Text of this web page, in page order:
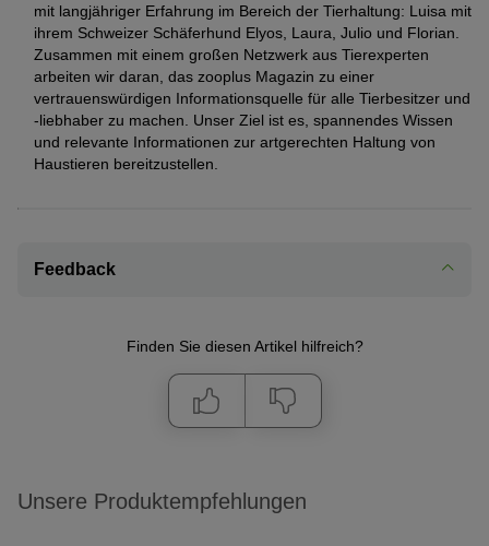
mit langjähriger Erfahrung im Bereich der Tierhaltung: Luisa mit
ihrem Schweizer Schäferhund Elyos, Laura, Julio und Florian.
Zusammen mit einem großen Netzwerk aus Tierexperten
arbeiten wir daran, das zooplus Magazin zu einer
vertrauenswürdigen Informationsquelle für alle Tierbesitzer und
-liebhaber zu machen. Unser Ziel ist es, spannendes Wissen
und relevante Informationen zur artgerechten Haltung von
Haustieren bereitzustellen.
Feedback
Finden Sie diesen Artikel hilfreich?
Unsere Produktempfehlungen